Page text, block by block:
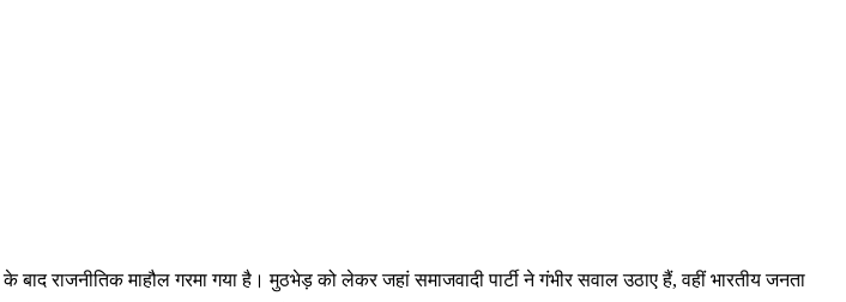
राजनीतिक माहौल गरमा गया है। मुठभेड़ को लेकर जहां समाजवादी पार्टी ने गंभीर सवाल उठाए हैं, वहीं भारतीय जनता